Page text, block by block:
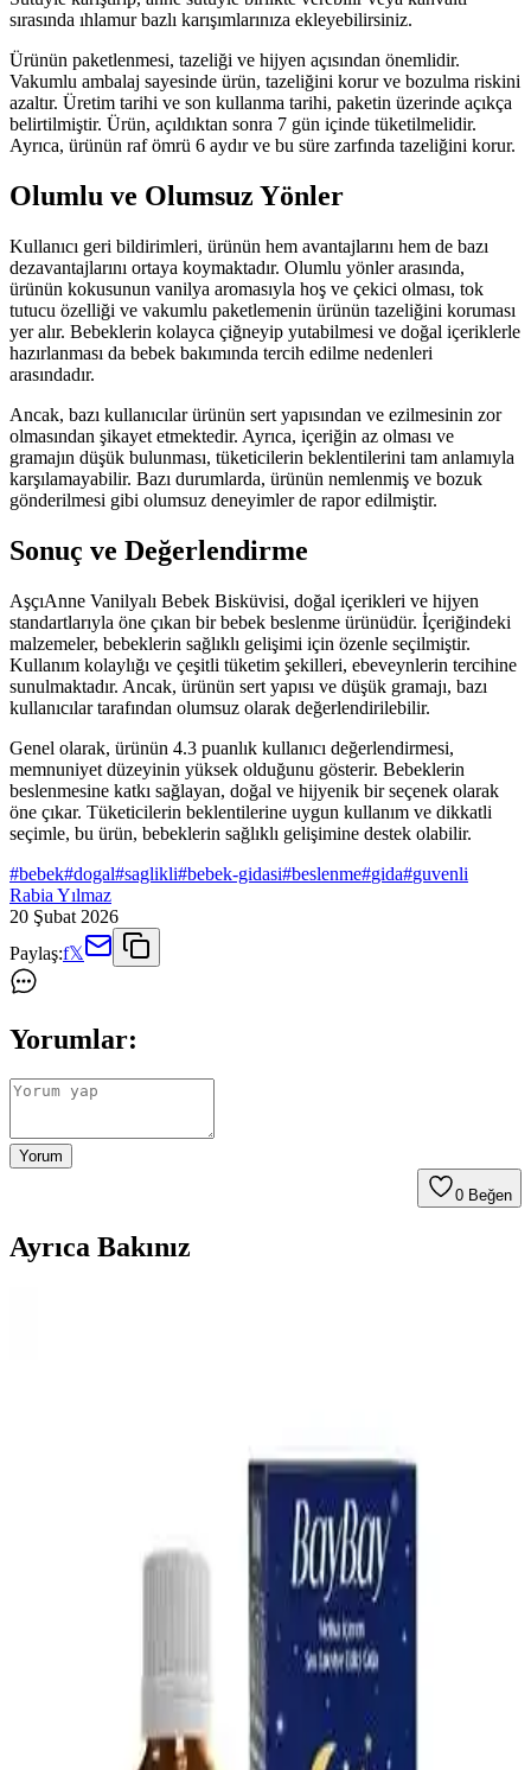
sırasında ıhlamur bazlı karışımlarınıza ekleyebilirsiniz.
Ürünün paketlenmesi, tazeliği ve hijyen açısından önemlidir.
Vakumlu ambalaj sayesinde ürün, tazeliğini korur ve bozulma riskini
azaltır. Üretim tarihi ve son kullanma tarihi, paketin üzerinde açıkça
belirtilmiştir. Ürün, açıldıktan sonra 7 gün içinde tüketilmelidir.
Ayrıca, ürünün raf ömrü 6 aydır ve bu süre zarfında tazeliğini korur.
Olumlu ve Olumsuz Yönler
Kullanıcı geri bildirimleri, ürünün hem avantajlarını hem de bazı
dezavantajlarını ortaya koymaktadır. Olumlu yönler arasında,
ürünün kokusunun vanilya aromasıyla hoş ve çekici olması, tok
tutucu özelliği ve vakumlu paketlemenin ürünün tazeliğini koruması
yer alır. Bebeklerin kolayca çiğneyip yutabilmesi ve doğal içeriklerle
hazırlanması da bebek bakımında tercih edilme nedenleri
arasındadır.
Ancak, bazı kullanıcılar ürünün sert yapısından ve ezilmesinin zor
olmasından şikayet etmektedir. Ayrıca, içeriğin az olması ve
gramajın düşük bulunması, tüketicilerin beklentilerini tam anlamıyla
karşılamayabilir. Bazı durumlarda, ürünün nemlenmiş ve bozuk
gönderilmesi gibi olumsuz deneyimler de rapor edilmiştir.
Sonuç ve Değerlendirme
AşçıAnne Vanilyalı Bebek Bisküvisi, doğal içerikleri ve hijyen
standartlarıyla öne çıkan bir bebek beslenme ürünüdür. İçeriğindeki
malzemeler, bebeklerin sağlıklı gelişimi için özenle seçilmiştir.
Kullanım kolaylığı ve çeşitli tüketim şekilleri, ebeveynlerin tercihine
sunulmaktadır. Ancak, ürünün sert yapısı ve düşük gramajı, bazı
kullanıcılar tarafından olumsuz olarak değerlendirilebilir.
Genel olarak, ürünün 4.3 puanlık kullanıcı değerlendirmesi,
memnuniyet düzeyinin yüksek olduğunu gösterir. Bebeklerin
beslenmesine katkı sağlayan, doğal ve hijyenik bir seçenek olarak
öne çıkar. Tüketicilerin beklentilerine uygun kullanım ve dikkatli
seçimle, bu ürün, bebeklerin sağlıklı gelişimine destek olabilir.
#bebek#dogal#saglikli#bebek-gidasi#beslenme#gida#guvenli
Rabia Yılmaz
20 Şubat 2026
Paylaş:f𝕏
Yorumlar:
Yorum
0 Beğen
Ayrıca Bakınız
En İyi Bebek Gaz İlacı Seçimi: Güvenilir ve Doğal
Çözümlerle Bebek Rahatlığı
Bebeklerin gaz sancılarını hafifletmek için doğal ve güvenilir bebek
gaz ilaçları hakkında bilgi alın. Doğru ürün seçimiyle bebeğinizin
Omo Hijyen Ürünleri: Günlük Temizlik ve Hijyen
İçin Güvenilir Çözüm
Omo hijyen ürünleri, çocuklar ve ev kullanımı için etkili temizlik ve
hijyen sağlar, çok yönlü ürün yelpazesiyle günlük yaşamda güvenilir